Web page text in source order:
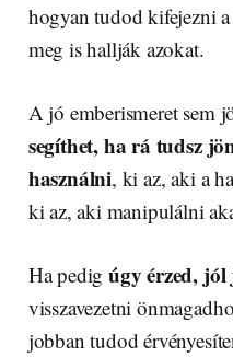
hogyan tudod kifejezni
meg is hallják azokat.
A jó emberismeret sem
segíthet, ha rá tudsz
használni, ki az, aki a
ki az, aki manipulálni
Ha pedig úgy érzed,
visszavezetni
jobban tudod